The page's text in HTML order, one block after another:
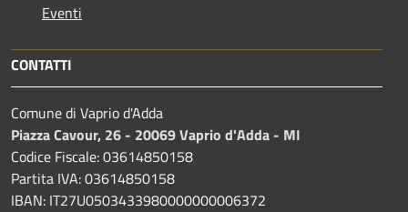
Eventi
CONTATTI
Comune di Vaprio d'Adda
Piazza Cavour, 26 - 20069 Vaprio d'Adda - MI
Codice Fiscale: 03614850158
Partita IVA: 03614850158
IBAN: IT27U0503433980000000006372